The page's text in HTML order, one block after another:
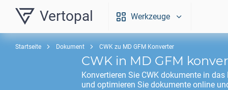
Vertopal Werkzeuge
Startseite Dokument CWK zu MD GFM Konverter
CWK in MD GFM
Konvertieren Sie CWK dokumente in das
und optimieren Sie dokumente online